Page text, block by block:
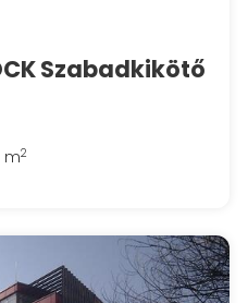
Szabadkikötő
m2